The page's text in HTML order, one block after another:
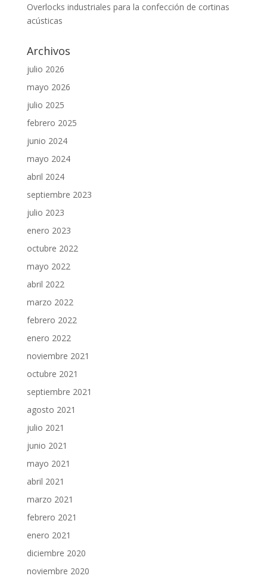
Overlocks industriales para la confección de cortinas
acústicas
Archivos
julio 2026
mayo 2026
julio 2025
febrero 2025
junio 2024
mayo 2024
abril 2024
septiembre 2023
julio 2023
enero 2023
octubre 2022
mayo 2022
abril 2022
marzo 2022
febrero 2022
enero 2022
noviembre 2021
octubre 2021
septiembre 2021
agosto 2021
julio 2021
junio 2021
mayo 2021
abril 2021
marzo 2021
febrero 2021
enero 2021
diciembre 2020
noviembre 2020